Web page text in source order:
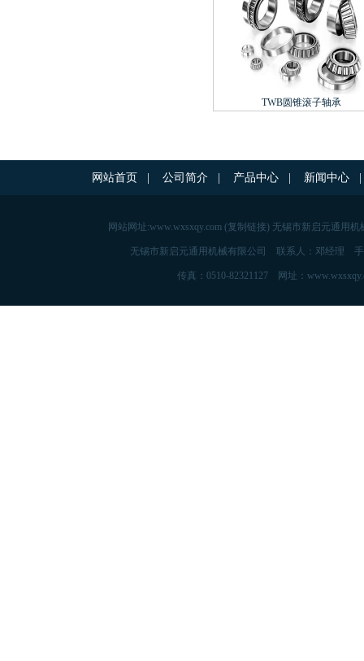
TWB圆锥滚子轴承
网站首页 公司简介 产品中心 新闻中心
网站网址:www.wxsxqy.com (复制链接) 无锡市新启元通用
无锡市新启元通用机械有限公司 联系人：邓经理 手
传真：0510-82321127 网址：